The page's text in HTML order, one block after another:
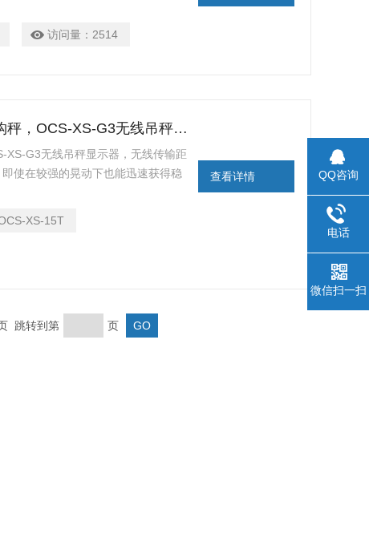
访问量： 2514
重庆四方OCS-XS-15T无线打印吊钩秤，OCS-XS-G3无线吊秤显示器
XS-G3无线吊秤显示器，无线传输距
使在较强的晃动下也能迅速获得稳
配无线XK3196F3称重显示器，需
XS-15T
查看详情
跳转到第 页
QQ咨询
电话
微信扫一扫